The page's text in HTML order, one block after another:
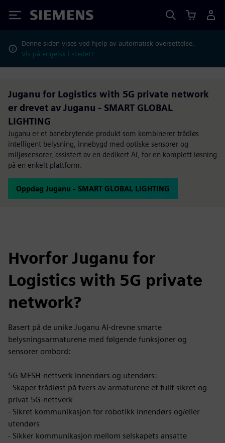
Siemens
Denne siden vises ved hjelp av automatisk oversettelse.
Vis på engelsk i stedet?
Juganu for Logistics with 5G private network
er drevet av Juganu - SMART GLOBAL
LIGHTING
Juganu er et banebrytende produkt som kombinerer trådløs
intelligent belysning, innebygd med optiske sensorer og
miljøsensorer, assistert av en dedikert AI, for en komplett løsning
på en enkelt plattform.
Oppdag Juganu - SMART GLOBAL LIGHTING
Hvorfor Juganu for
Logistics with 5G private
network?
Basert på de unike Juganu AI-drevne smarte
belysningsarmaturene med følgende funksjoner og
sensorer ombord:
5G MESH-nettverk innendørs og utendørs:
- Skaper trådløst på tvers av armaturene et fullt sikret og
privat 5G-nettverk
- Sikret kommunikasjon for robotikk innendørs og/eller
utendørs
- Sikker kommunikasjon mellom selskapets ansatte